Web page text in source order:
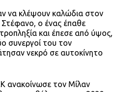
να κλέψουν καλώδια στον
Στέφανο, ο ένας έπαθε
και έπεσε από ύψος,
συνεργοί του τον
νεκρό σε αυτοκίνητο
ανακοίνωσε τον Μίλαν